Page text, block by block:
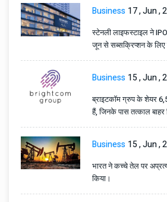
Business 17 , Jun ,
स्टेनली लाइफस्टाइल ने
जून से सब्सक्रिप्शन के लिए
Business 15 , Jun ,
ब्राइटकॉम ग्रुप के शेयर
हैं, जिनके पास तत्काल
है।
Business 15 , Jun ,
भारत ने कच्चे तेल पर
किया।